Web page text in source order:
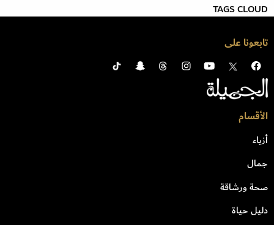
TAGS CLOUD
تابعونا على
الأقسام
أزياء
جمال
صحة ورشاقة
دليل حياة